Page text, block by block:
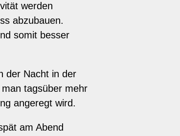
werden
abzubauen.
somit besser
der Nacht in der
tagsüber mehr
angeregt wird.
am Abend